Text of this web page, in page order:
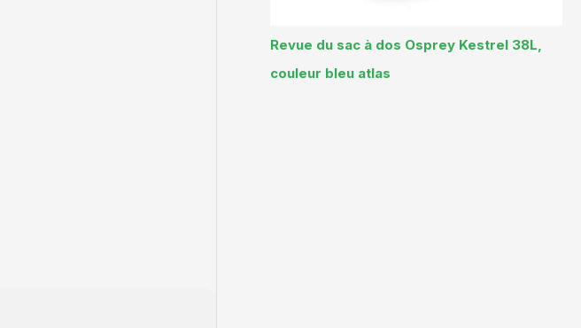
Revue du sac à dos Osprey Kestrel 38L,
couleur bleu atlas